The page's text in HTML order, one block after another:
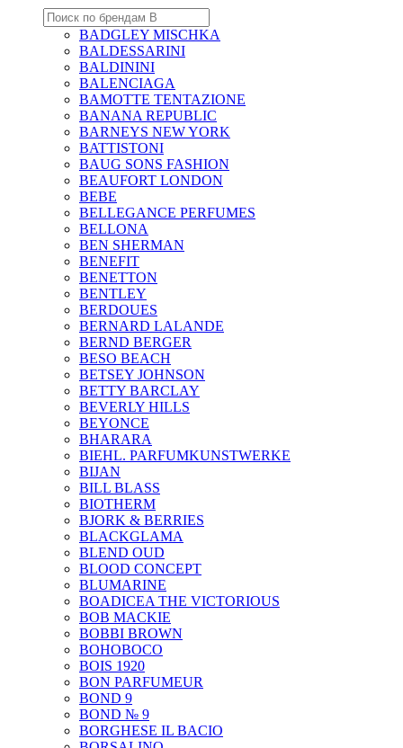
BADGLEY MISCHKA
BALDESSARINI
BALDININI
BALENCIAGA
BAMOTTE TENTAZIONE
BANANA REPUBLIC
BARNEYS NEW YORK
BATTISTONI
BAUG SONS FASHION
BEAUFORT LONDON
BEBE
BELLEGANCE PERFUMES
BELLONA
BEN SHERMAN
BENEFIT
BENETTON
BENTLEY
BERDOUES
BERNARD LALANDE
BERND BERGER
BESO BEACH
BETSEY JOHNSON
BETTY BARCLAY
BEVERLY HILLS
BEYONCE
BHARARA
BIEHL. PARFUMKUNSTWERKE
BIJAN
BILL BLASS
BIOTHERM
BJORK & BERRIES
BLACKGLAMA
BLEND OUD
BLOOD CONCEPT
BLUMARINE
BOADICEA THE VICTORIOUS
BOB MACKIE
BOBBI BROWN
BOHOBOCO
BOIS 1920
BON PARFUMEUR
BOND 9
BOND № 9
BORGHESE IL BACIO